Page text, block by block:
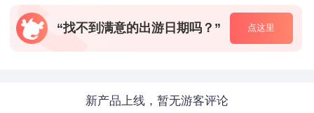
“找不到满意的出游日期吗？” 点这里
新产品上线，暂无游客评论